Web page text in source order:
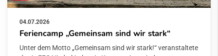
04.07.2026
Feriencamp „Gemeinsam sind wir stark“
Unter dem Motto „Gemeinsam sind wir stark!“ veranstaltete